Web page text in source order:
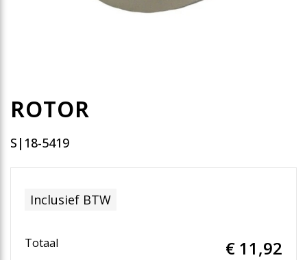
ROTOR
S|18-5419
Inclusief BTW
Totaal € 11,92